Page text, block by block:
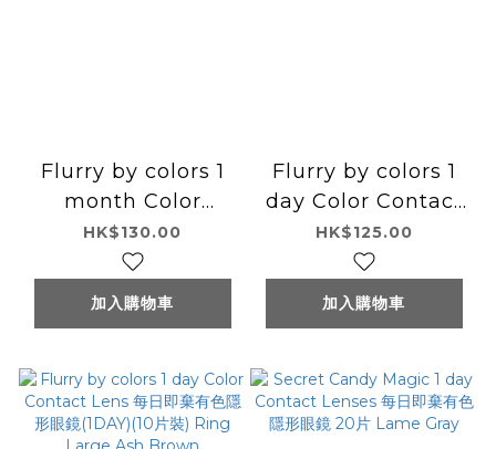
Flurry by colors 1
month Color
Contact Lens 每月
即棄有色隱形眼鏡
(1Month)(3片裝)
HK$130.00
加入購物車
Flurry by colors 1
day Color Contact
Lens 每日即棄有色隱
形眼鏡(1DAY)(10片
裝) Ring Glossy
HK$125.00
加入購物車